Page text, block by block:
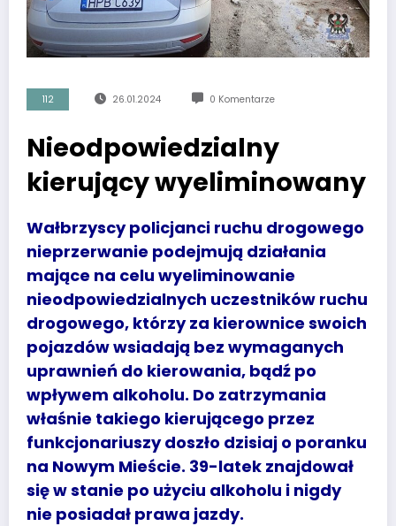
112 26.01.2024 0 Komentarze
Nieodpowiedzialny
kierujący wyeliminowany
Wałbrzyscy policjanci ruchu drogowego
nieprzerwanie podejmują działania
mające na celu wyeliminowanie
nieodpowiedzialnych uczestników ruchu
drogowego, którzy za kierownice swoich
pojazdów wsiadają bez wymaganych
uprawnień do kierowania, bądź po
wpływem alkoholu. Do zatrzymania
właśnie takiego kierującego przez
funkcjonariuszy doszło dzisiaj o poranku
na Nowym Mieście. 39-latek znajdował
się w stanie po użyciu alkoholu i nigdy
nie posiadał prawa jazdy.